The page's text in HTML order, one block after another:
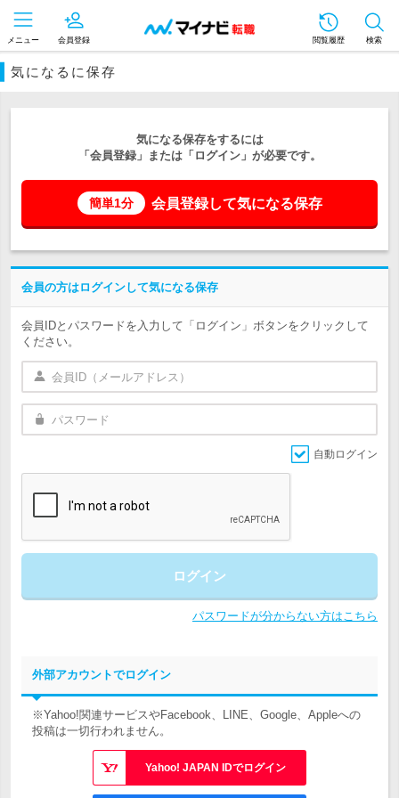
メニュー 会員登録 閲覧履歴 検索
気になるに保存
気になる保存をするには
「会員登録」または「ログイン」が必要です。
簡単1分 会員登録して気になる保存
会員の方はログインして気になる保存
会員IDとパスワードを入力して「ログイン」ボタンをクリックして
ください。
自動ログイン
ログイン
パスワードが分からない方はこちら
外部アカウントでログイン
※Yahoo!関連サービスやFacebook、LINE、Google、Appleへの
投稿は一切行われません。
Yahoo! JAPAN IDでログイン